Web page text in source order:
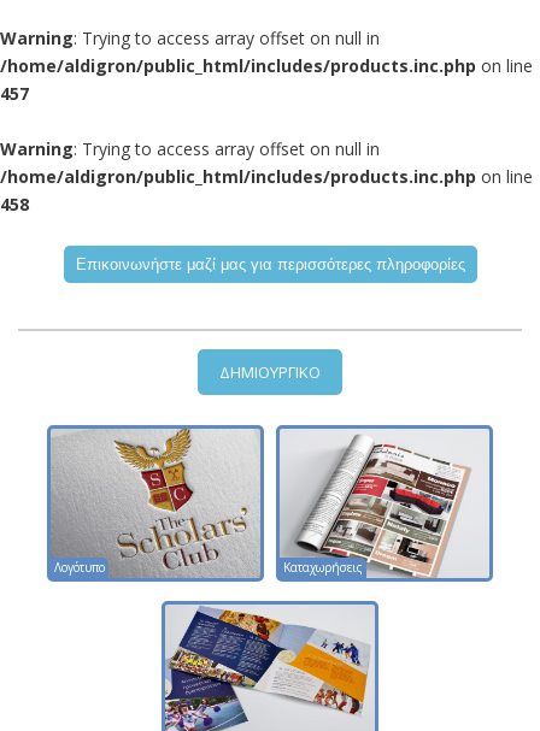
Warning: Trying to access array offset on null in
/home/aldigron/public_html/includes/products.inc.php on line
457
Warning: Trying to access array offset on null in
/home/aldigron/public_html/includes/products.inc.php on line
458
ΔΗΜΙΟΥΡΓΙΚΟ
Λογότυπο Καταχωρήσεις